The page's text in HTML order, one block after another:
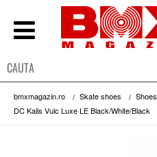
bmxmagazin.ro Skate shoes
Shoes
DC Kalis Vulc Luxe LE Black/White/Black